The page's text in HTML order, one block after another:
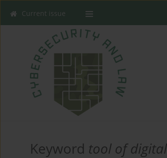
Current issue
Keyword tool of digital